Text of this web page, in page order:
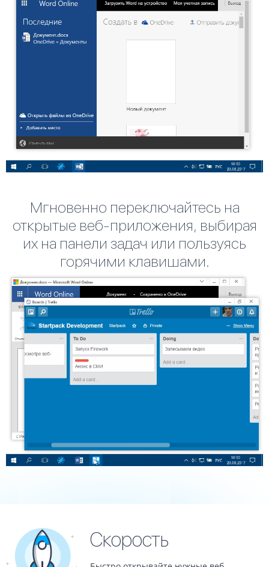
Мгновенно переключайтесь на
открытые веб-приложения, выбирая
их на панели задач или пользуясь
горячими клавишами.
Скорость